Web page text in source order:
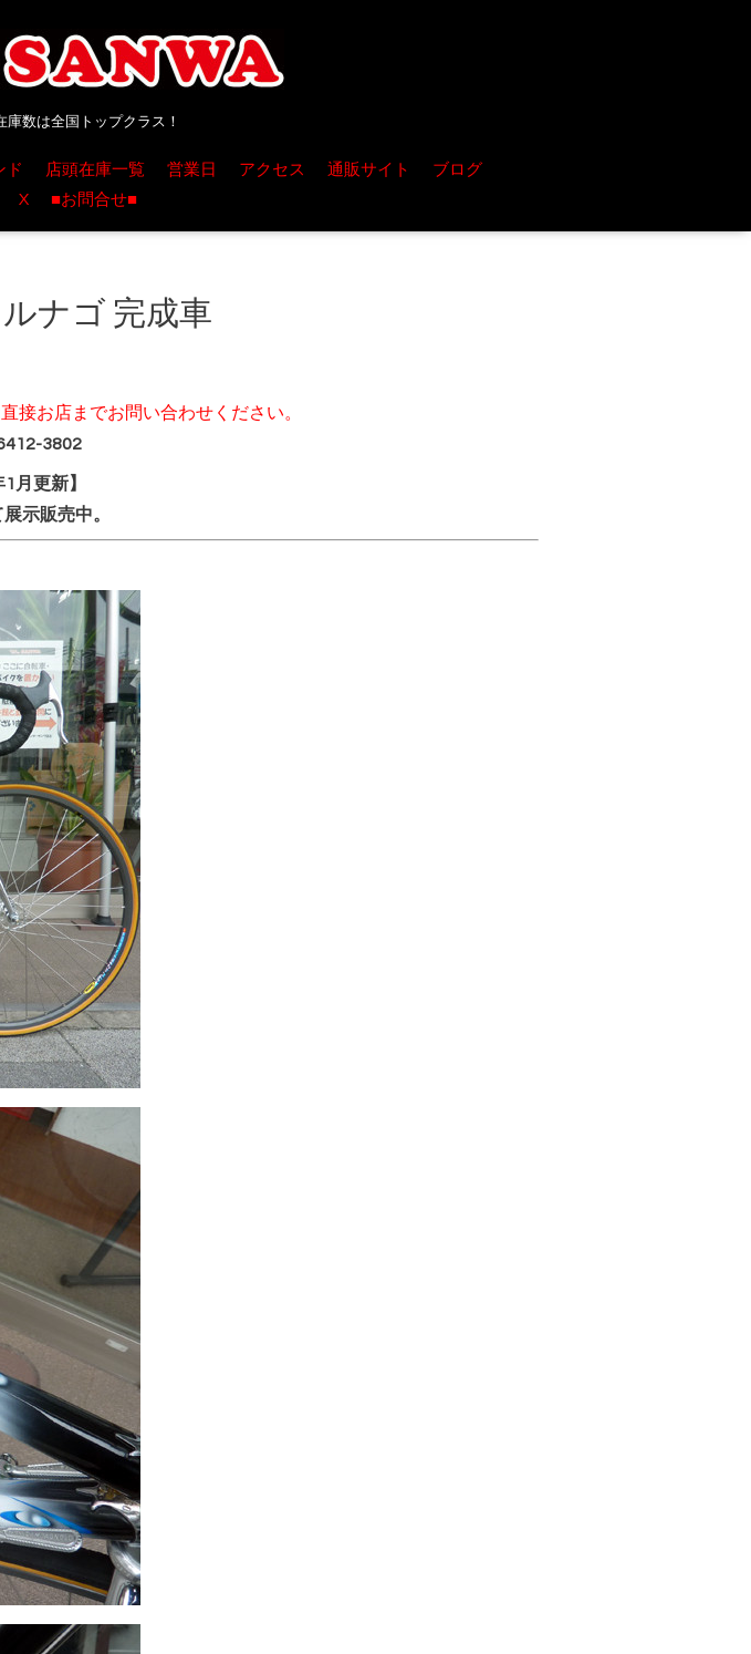
数は全国トップクラス！
ド 店頭在庫一覧 営業日 アクセス 通販サイト
ブログ
X ■お問合せ■
ナゴ 完成車
接お店までお問い合わせください。
3802
1月更新】
示販売中。